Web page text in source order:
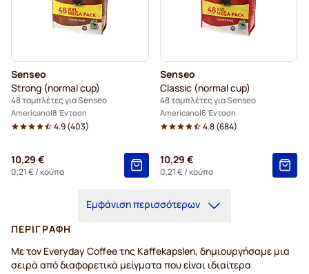
Senseo
Strong (normal cup)
48 ταμπλέτες για Senseo
Americano 8 Ένταση
4.9(403)
10,29 €
0,21 €/ κούπα
Senseo
Classic (normal cup)
48 ταμπλέτες για Senseo
Americano 6 Ένταση
4.8(684)
10,29 €
0,21 €/ κούπα
Εμφάνιση περισσότερων
ΠΕΡΙΓΡΑΦΉ
Με τον Everyday Coffee της Kaffekapslen, δημιουργήσαμε μια
σειρά από διαφορετικά μείγματα που είναι ιδιαίτερα